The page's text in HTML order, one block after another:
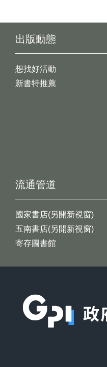
出版動態
想找好活動
新書特推薦
流通管道
國家書店(另開新視窗)
五南書店(另開新視窗)
寄存圖書館